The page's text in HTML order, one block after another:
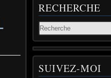
RECHERCHE
SUIVEZ-MOI